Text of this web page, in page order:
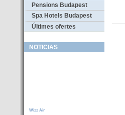
Pensions Budapest
Spa Hotels Budapest
Últimes ofertes
NOTICIAS
Wizz Air